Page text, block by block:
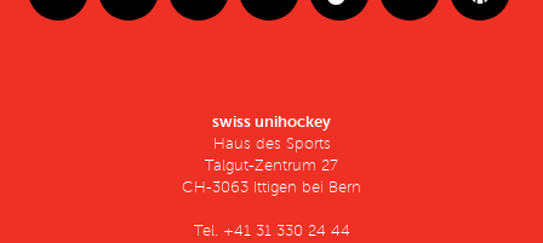
swiss unihockey
Haus des Sports
Talgut-Zentrum 27
CH-3063 Ittigen bei Bern
Tel. +41 31 330 24 44